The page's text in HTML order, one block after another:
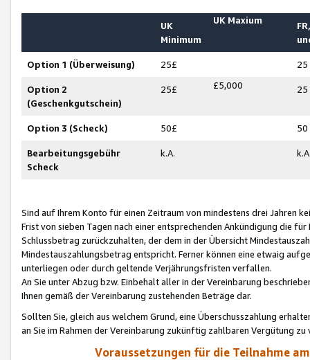
UK
Minimum
UK Maxium
Option 1 (Überweisung) 25£ 25
Option 2
(Geschenkgutschein)
25£ £5,000 25
Option 3 (Scheck) 50£ 50
Bearbeitungsgebühr
Scheck
k.A.
Sind auf Ihrem Konto für einen Zeitraum von mindestens drei Jahren
Frist von sieben Tagen nach einer entsprechenden Ankündigung die
Schlussbetrag zurückzuhalten, der dem in der Übersicht
Mindestauszahlungsbetrag entspricht. Ferner können eine etwaig
unterliegen oder durch geltende Verjährungsfristen verfallen.
An Sie unter Abzug bzw. Einbehalt aller in der Vereinbarung
Ihnen gemäß der Vereinbarung zustehenden Beträge dar.
Sollten Sie, gleich aus welchem Grund, eine Überschusszahlung
an Sie im Rahmen der Vereinbarung zukünftig zahlbaren Vergütung zu
Voraussetzungen für die Teilnahme